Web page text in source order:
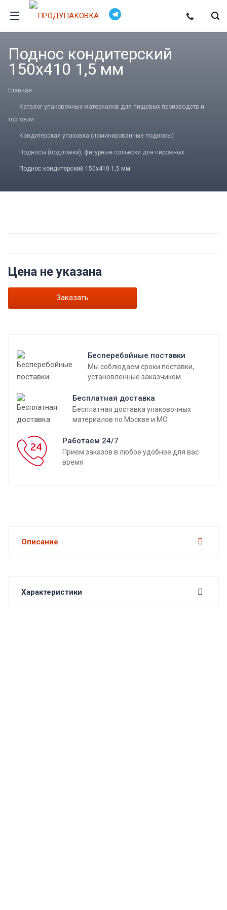
Поднос кондитерский
150х410 1,5 мм
Главная
Каталог упаковочных материалов для пищевых производств и
торговли
Кондитерская упаковка (ламинированные подносы)
Подносы (подложки), фигурные сольерки для пирожных
Поднос кондитерский 150х410 1,5 мм
Цена не указана
Заказать
Бесперебойные поставки
Мы соблюдаем сроки поставки,
установленные заказчиком
Бесплатная доставка
Бесплатная доставка упаковочных
материалов по Москве и МО
Работаем 24/7
Прием заказов в любое удобное для вас
время
Описание
Характеристики